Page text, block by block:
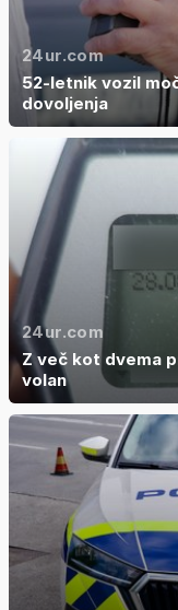
24ur.com
52-letnik vozil
dovoljenja
24ur.com
Z več kot dvema
volan